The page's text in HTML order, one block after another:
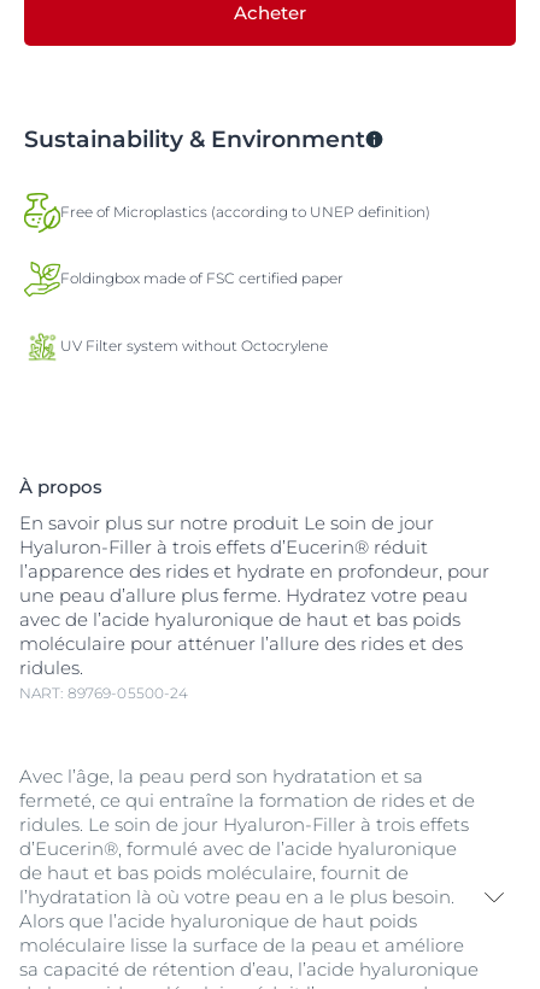
Acheter
Sustainability & Environment
Free of Microplastics (according to UNEP definition)
Foldingbox made of FSC certified paper
UV Filter system without Octocrylene
À propos
En savoir plus sur notre produit Le soin de jour
Hyaluron-Filler à trois effets d’Eucerin® réduit
l’apparence des rides et hydrate en profondeur, pour
une peau d’allure plus ferme. Hydratez votre peau
avec de l’acide hyaluronique de haut et bas poids
moléculaire pour atténuer l’allure des rides et des
ridules.
NART: 89769-05500-24
Avec l’âge, la peau perd son hydratation et sa
fermeté, ce qui entraîne la formation de rides et de
ridules. Le soin de jour Hyaluron-Filler à trois effets
d’Eucerin®, formulé avec de l’acide hyaluronique
de haut et bas poids moléculaire, fournit de
l’hydratation là où votre peau en a le plus besoin.
Alors que l’acide hyaluronique de haut poids
moléculaire lisse la surface de la peau et améliore
sa capacité de rétention d’eau, l’acide hyaluronique